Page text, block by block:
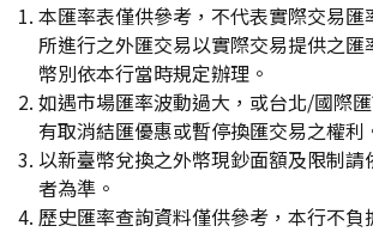
本匯率表僅供參考，不代表實際交易
所進行之外匯交易以實際交易提供之
幣別依本行當時規定辦理。
如遇市場匯率波動過大，或台北/國際
有取消結匯優惠或暫停換匯交易之權利
以新臺幣兌換之外幣現鈔面額及限制
者為準。
歷史匯率查詢資料僅供參考，本行不負